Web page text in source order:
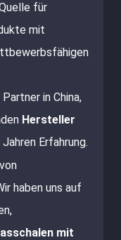
für
mit
in China,
Hersteller
Erfahrung.
haben uns auf
mit